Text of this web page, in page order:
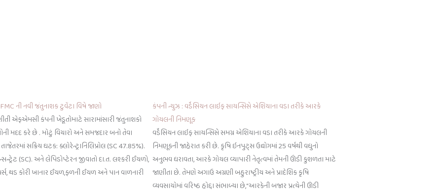
ની નવી જંતુનાશક ટુવેંટા વિષે જાણો
એફએમસી કંપની ખેડૂતોમાટે સારામાંસારી જંતુનાશકો
મદદ કરે છે . મોટું વિચારો અને સમજદાર બનો તેવા
સક્રિય ઘટક: ક્લોરેન્ટ્રાનિલિપ્રોલ (SC 47.85%).
(SC). અને લેપિડોપ્ટેરન જીવાતો દા.ત. લશ્કરી ઈયળો,
થડ કોરી ખાનાર ઈયળ,ફળની ઈયળ અને પાન વાળનારી
કંપની ન્યુઝ : વર્ડેસિયન લાઇફ સાયન્સિસે એશિયાના વડા તરીકે આરકે
ગોયલની નિમણૂક
વર્ડેસિયન લાઇફ સાયન્સિસે સમગ્ર એશિયાના વડા તરીકે આરકે ગોયલની
નિમણૂકની જાહેરાત કરી છે. કૃષિ ઇનપુટ્સ ઉદ્યોગમાં 25 વર્ષથી વધુનો
અનુભવ ધરાવતા, આરકે ગોયલ વ્યાપારી નેતૃત્વમાં તેમની ઊંડી કુશળતા માટે
જાણીતા છે. તેમણે અગાઉ અગ્રણી બહુરાષ્ટ્રીય અને પ્રાદેશિક કૃષિ
વ્યવસાયોમાં વરિષ્ઠ હોદ્દા સંભાળ્યા છે,“આરકેની બજાર પ્રત્યેની ઊંડી